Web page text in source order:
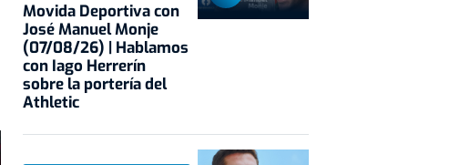
Movida Deportiva con
José Manuel Monje
(07/08/26) | Hablamos
con Iago Herrerín
sobre la portería del
Athletic